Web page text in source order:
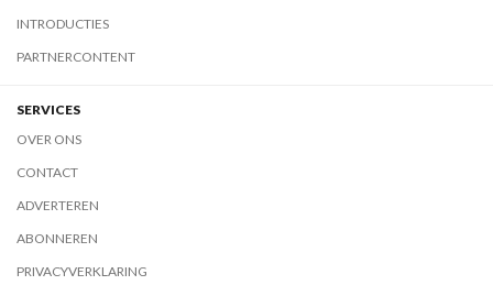
INTRODUCTIES
PARTNERCONTENT
SERVICES
OVER ONS
CONTACT
ADVERTEREN
ABONNEREN
PRIVACYVERKLARING